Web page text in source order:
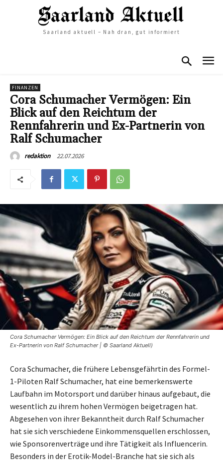
Saarland aktuell – Nah dran, gut informiert
FINANZEN
Cora Schumacher Vermögen: Ein
Blick auf den Reichtum der
Rennfahrerin und Ex-Partnerin von
Ralf Schumacher
redaktion 22.07.2026
Cora Schumacher Vermögen: Ein Blick auf den Reichtum der Rennfahrerin und
Ex-Partnerin von Ralf Schumacher | © Saarland Aktuell)
Cora Schumacher, die frühere Lebensgefährtin des Formel-
1-Piloten Ralf Schumacher, hat eine bemerkenswerte
Laufbahn im Motorsport und darüber hinaus aufgebaut, die
wesentlich zu ihrem hohen Vermögen beigetragen hat.
Abgesehen von ihrer Bekanntheit durch Ralf Schumacher
hat sie sich verschiedene Einkommensquellen erschlossen,
wie Sponsorenverträge und ihre Tätigkeit als Influencerin.
Besonders in der Erotik-Model-Branche hat sie sich als